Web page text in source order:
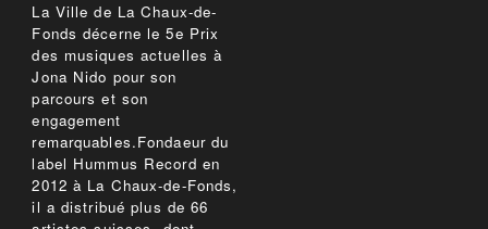
La Ville de La Chaux-de-
Fonds décerne le 5e Prix
des musiques actuelles à
Jona Nido pour son
parcours et son
engagement
remarquables.Fondaeur du
label Hummus Record en
2012 à La Chaux-de-Fonds,
il a distribué plus de 66